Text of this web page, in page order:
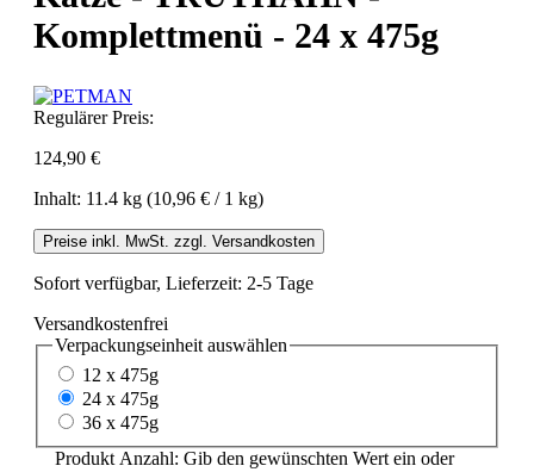
Komplettmenü - 24 x 475g
Regulärer Preis:
124,90 €
Inhalt: 11.4 kg (10,96 € / 1 kg)
Preise inkl. MwSt. zzgl. Versandkosten
Sofort verfügbar, Lieferzeit: 2-5 Tage
Versandkostenfrei
Verpackungseinheit auswählen
12 x 475g
24 x 475g
36 x 475g
Produkt Anzahl: Gib den gewünschten Wert ein oder